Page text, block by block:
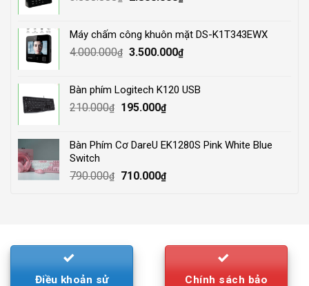
3.500.000₫.2.800.000₫.
Máy chấm công khuôn mặt DS-K1T343EWX
4.000.000₫ Original
4.000.000₫.
3.500.000₫Current
3.500.000₫.
Bàn phím Logitech K120 USB
210.000₫
Original
210.000₫.
195.000₫Current
195.000₫.
Bàn Phím Cơ DareU EK1280S Pink White Blue
Switch
790.000₫
Original
710.000₫Current
Điều khoản sử
Chính sách bảo